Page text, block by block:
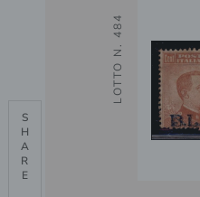
LOTTO N. 484
S
H
A
R
E